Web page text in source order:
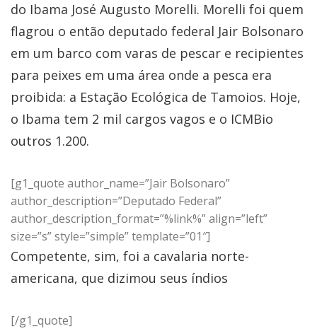
do Ibama José Augusto Morelli. Morelli foi quem
flagrou o então deputado federal Jair Bolsonaro
em um barco com varas de pescar e recipientes
para peixes em uma área onde a pesca era
proibida: a Estação Ecológica de Tamoios. Hoje,
o Ibama tem 2 mil cargos vagos e o ICMBio
outros 1.200.
[g1_quote author_name=”Jair Bolsonaro”
author_description=”Deputado Federal”
author_description_format=”%link%” align=”left”
size=”s” style=”simple” template=”01″]
Competente, sim, foi a cavalaria norte-
americana, que dizimou seus índios
[/g1_quote]